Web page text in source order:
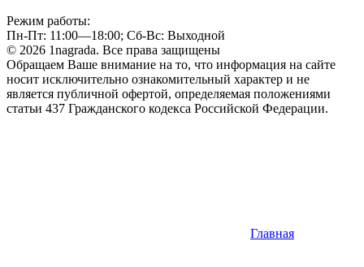
Режим работы:
Пн-Пт: 11:00—18:00; Сб-Вс: Выходной
© 2026 1nagrada. Все права защищены
Обращаем Ваше внимание на то, что информация на сайте
носит исключительно ознакомительный характер и не
является публичной офертой, определяемая положениями
статьи 437 Гражданского кодекса Российской Федерации.
Главная